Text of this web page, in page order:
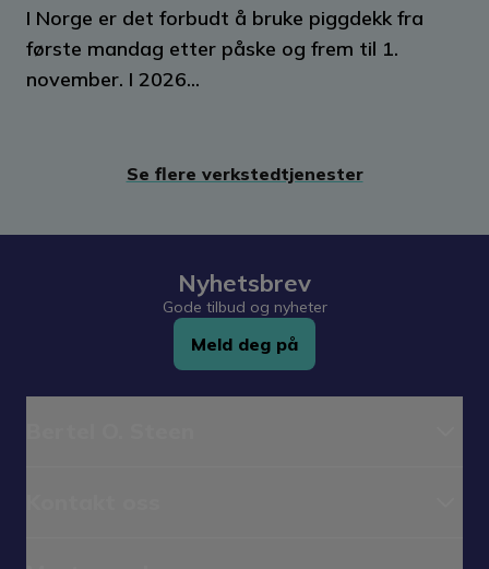
I Norge er det forbudt å bruke piggdekk fra
første mandag etter påske og frem til 1.
november. I 2026...
Se flere verkstedtjenester
Nyhetsbrev
Gode tilbud og nyheter
Meld deg på